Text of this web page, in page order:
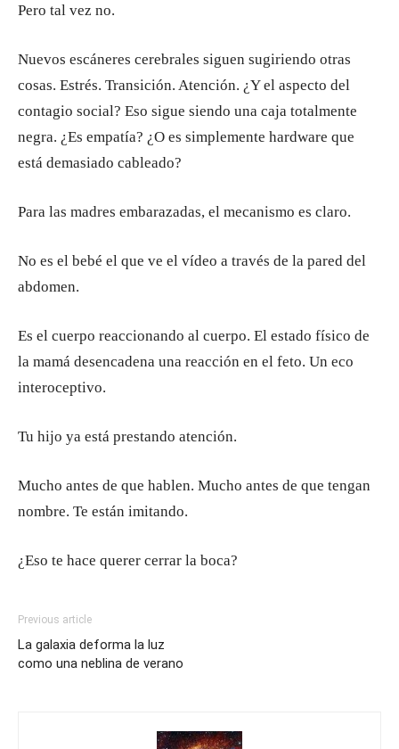
Pero tal vez no.
Nuevos escáneres cerebrales siguen sugiriendo otras
cosas. Estrés. Transición. Atención. ¿Y el aspecto del
contagio social? Eso sigue siendo una caja totalmente
negra. ¿Es empatía? ¿O es simplemente hardware que
está demasiado cableado?
Para las madres embarazadas, el mecanismo es claro.
No es el bebé el que ve el vídeo a través de la pared del
abdomen.
Es el cuerpo reaccionando al cuerpo. El estado físico de
la mamá desencadena una reacción en el feto. Un eco
interoceptivo.
Tu hijo ya está prestando atención.
Mucho antes de que hablen. Mucho antes de que tengan
nombre. Te están imitando.
¿Eso te hace querer cerrar la boca?
Previous article
La galaxia deforma la luz
como una neblina de verano